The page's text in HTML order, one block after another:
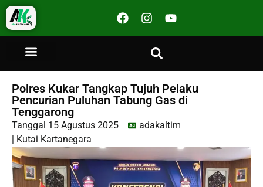
Polres Kukar Tangkap Tujuh Pelaku
Pencurian Puluhan Tabung Gas di
Tenggarong
Tanggal 15 Agustus 2025
adakaltim
Kutai Kartanegara